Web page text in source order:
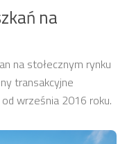
na
na stołecznym rynku
transakcyjne
września 2016 roku.